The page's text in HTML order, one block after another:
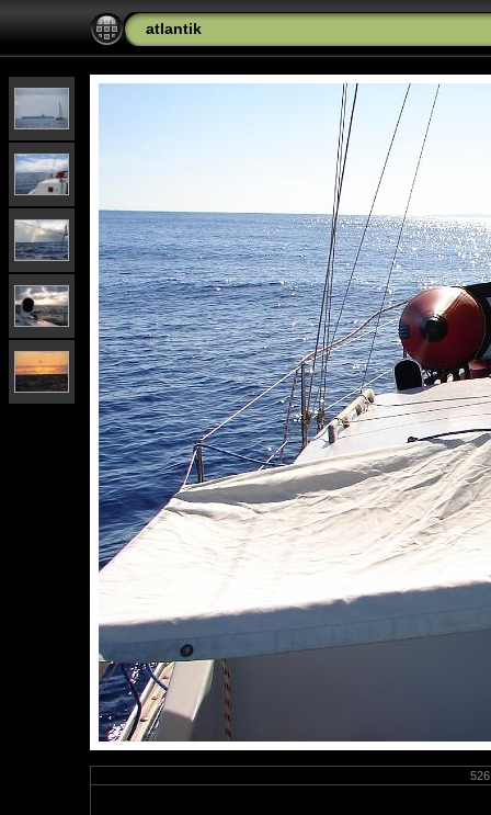
atlantik